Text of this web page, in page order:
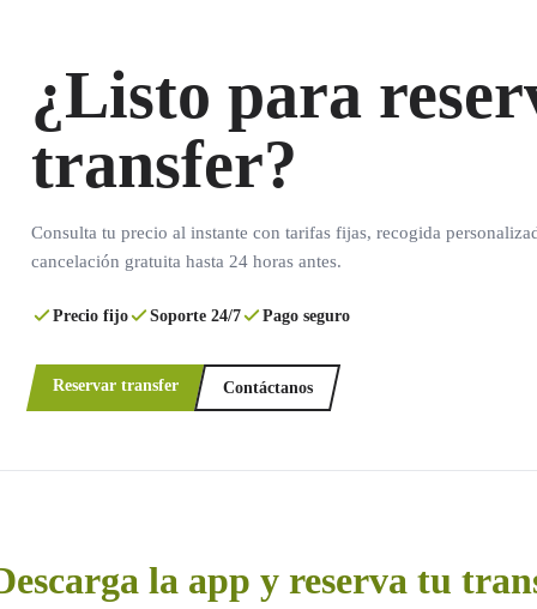
¿Listo para
transfer?
Consulta tu precio al instante con tarifas fijas, recogida
cancelación gratuita hasta 24 horas antes.
Precio fijo Soporte 24/7 Pago seguro
Reservar transfer Contáctanos
la app y reserva tu